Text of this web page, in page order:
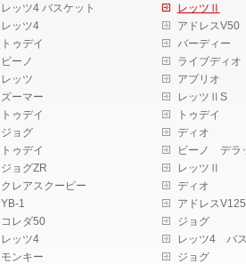
レッツ4 バスケット
レッツⅡ
レッツ4
アドレスV50
トゥデイ
バーディー
ビーノ
ライブディオ
レッツ
アプリオ
ズーマー
レッツⅡS
トゥデイ
トゥデイ
ジョグ
ディオ
トゥデイ
ビーノ デラ
ジョグZR
レッツⅡ
クレアスクーピー
ディオ
YB-1
アドレス
コレダ50
ジョグ
レッツ4
レッツ4 バ
モンキー
ジョグ